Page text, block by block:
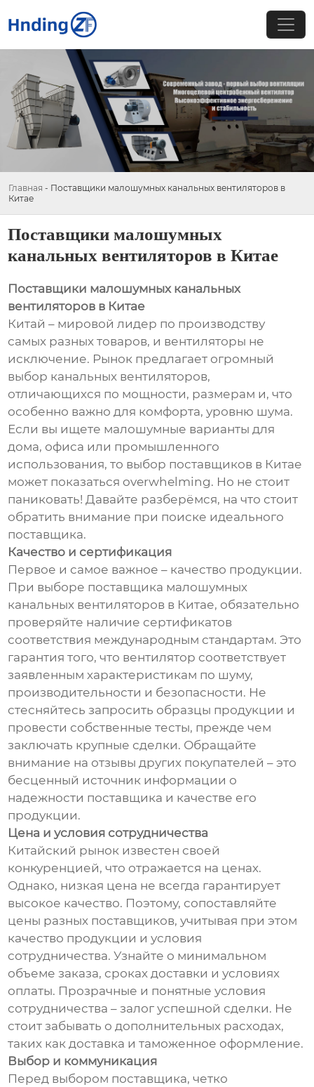
Главная - Поставщики малошумных канальных вентиляторов в
Китае
Поставщики малошумных
канальных вентиляторов в Китае
Поставщики малошумных канальных
вентиляторов в Китае
Китай – мировой лидер по производству
самых разных товаров, и вентиляторы не
исключение. Рынок предлагает огромный
выбор канальных вентиляторов,
отличающихся по мощности, размерам и, что
особенно важно для комфорта, уровню шума.
Если вы ищете малошумные варианты для
дома, офиса или промышленного
использования, то выбор поставщиков в Китае
может показаться overwhelming. Но не стоит
паниковать! Давайте разберёмся, на что стоит
обратить внимание при поиске идеального
поставщика.
Качество и сертификация
Первое и самое важное – качество продукции.
При выборе поставщика малошумных
канальных вентиляторов в Китае, обязательно
проверяйте наличие сертификатов
соответствия международным стандартам. Это
гарантия того, что вентилятор соответствует
заявленным характеристикам по шуму,
производительности и безопасности. Не
стесняйтесь запросить образцы продукции и
провести собственные тесты, прежде чем
заключать крупные сделки. Обращайте
внимание на отзывы других покупателей – это
бесценный источник информации о
надежности поставщика и качестве его
продукции.
Цена и условия сотрудничества
Китайский рынок известен своей
конкуренцией, что отражается на ценах.
Однако, низкая цена не всегда гарантирует
высокое качество. Поэтому, сопоставляйте
цены разных поставщиков, учитывая при этом
качество продукции и условия
сотрудничества. Узнайте о минимальном
объеме заказа, сроках доставки и условиях
оплаты. Прозрачные и понятные условия
сотрудничества – залог успешной сделки. Не
стоит забывать о дополнительных расходах,
таких как доставка и таможенное оформление.
Выбор и коммуникация
Перед выбором поставщика, четко